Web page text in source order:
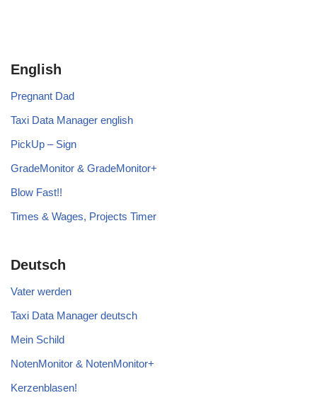
English
Pregnant Dad
Taxi Data Manager english
PickUp – Sign
GradeMonitor & GradeMonitor+
Blow Fast!!
Times & Wages, Projects Timer
Deutsch
Vater werden
Taxi Data Manager deutsch
Mein Schild
NotenMonitor & NotenMonitor+
Kerzenblasen!